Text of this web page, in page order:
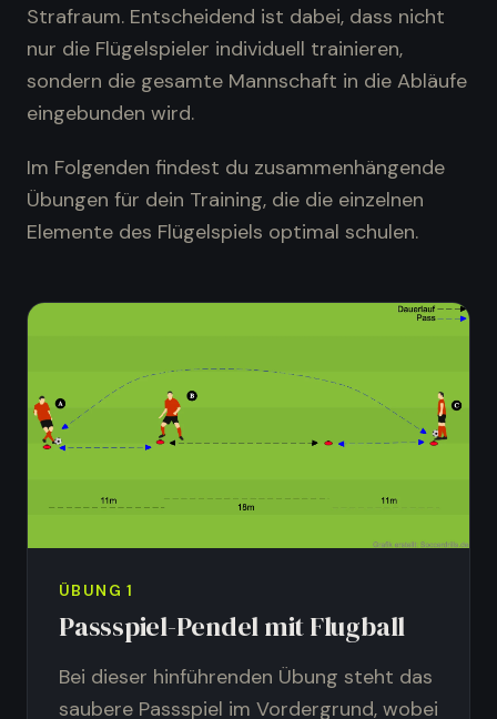
Strafraum. Entscheidend ist dabei, dass nicht
nur die Flügelspieler individuell trainieren,
sondern die gesamte Mannschaft in die Abläufe
eingebunden wird.
Im Folgenden findest du zusammenhängende
Übungen für dein Training, die die einzelnen
Elemente des Flügelspiels optimal schulen.
ÜBUNG1
Passspiel-Pendel mit Flugball
Bei dieser hinführenden Übung steht das
saubere Passspiel im Vordergrund, wobei